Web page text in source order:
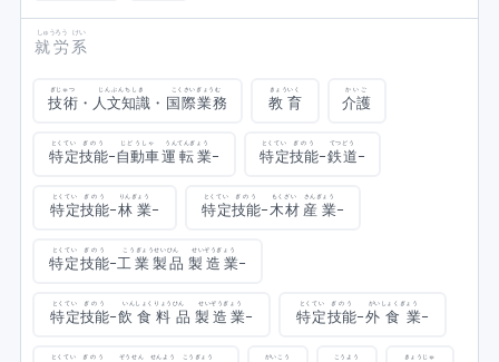
就労
しゅうろう
系
けい
技術
ぎじゅつ
・ 人文知識
じんぶんちしき
・ 国際業務
こくさいぎょうむ
教育
きょういく
介護
かいご
特定
とくてい
技能
ぎのう
-自動車
じどうしゃ
運転業
うんてんぎょう
- 特定
とくてい
技能
ぎのう
-鉄道
てつどう
-
特定
とくてい
技能
ぎのう
-林業
りんぎょう
- 特定
とくてい
技能
ぎのう
-木材
もくざい
産業
さんぎょう
-
特定
とくてい
技能
ぎのう
-工業製品
こうぎょうせいひん
製造業
せいぞうぎょう
-
特定
とくてい
技能
ぎのう
-飲食料品
いんしょくりょうひん
製造業
せいぞうぎょう
- 特定
とくてい
技能
ぎのう
-外食業
がいしょくぎょう
-
とくてい ぎのう ぞうせん せんよう こうぎょう がいこう こうよう きょうじゅ